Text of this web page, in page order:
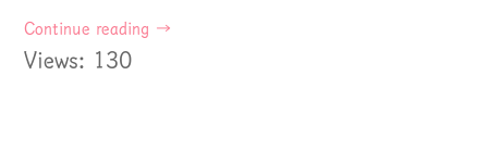
Continue reading →
Views: 130